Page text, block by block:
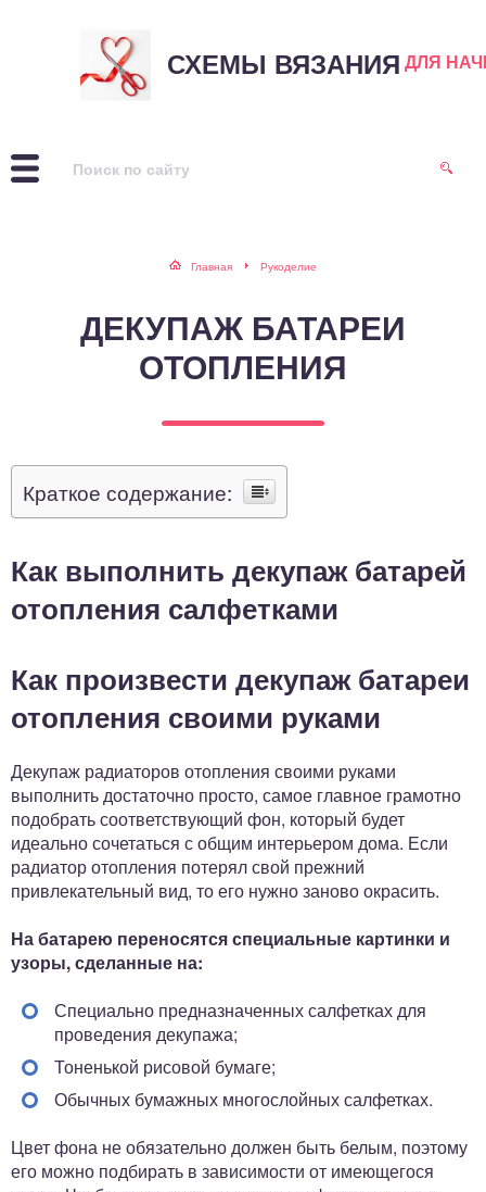
СХЕМЫ ВЯЗАНИЯ ДЛЯ
Главная Рукоделие
ДЕКУПАЖ БАТАРЕИ
ОТОПЛЕНИЯ
Краткое содержание:
Как выполнить декупаж батарей
отопления салфетками
Как произвести декупаж батареи
отопления своими руками
Декупаж радиаторов отопления своими руками
выполнить достаточно просто, самое главное грамотно
подобрать соответствующий фон, который будет
идеально сочетаться с общим интерьером дома. Если
радиатор отопления потерял свой прежний
привлекательный вид, то его нужно заново окрасить.
На батарею переносятся специальные картинки и
узоры, сделанные на:
Специально предназначенных салфетках для
проведения декупажа;
Тоненькой рисовой бумаге;
Обычных бумажных многослойных салфетках.
Цвет фона не обязательно должен быть белым, поэтому
его можно подбирать в зависимости от имеющегося